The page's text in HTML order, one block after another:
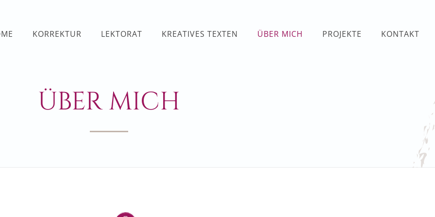
KORREKTUR LEKTORAT KREATIVES TEXTEN ÜBER MICH PROJEKTE KONTAKT
ÜBER MICH